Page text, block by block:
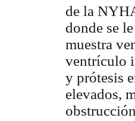
de la
donde se
muestra
ventrículo
y prótesis
elevados,